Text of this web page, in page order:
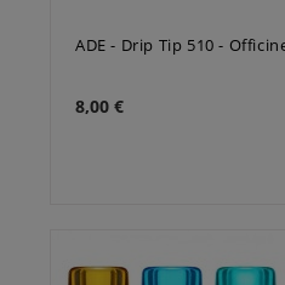
ADE - Drip Tip 510 -
8,00 €